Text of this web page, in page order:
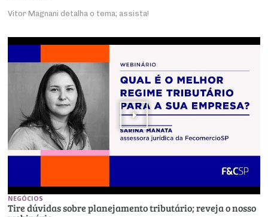
Vitor Magnani detalha o tema; assista!
NEGÓCIOS
Tire dúvidas sobre planejamento tributário; reveja o nosso